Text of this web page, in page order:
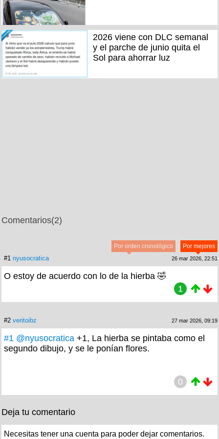
2026 viene con DLC semanal
y el parche de junio quita el
Sol para ahorrar luz
Comentarios(2)
Por mejores
Por orden cronológico
#1 nyusocratica 26 mar 2026, 22:51
O estoy de acuerdo con lo de la hierba 🤣
1
#2 veritoibz 27 mar 2026, 09:19
#1 @nyusocratica +1, La hierba se pintaba como el
segundo dibujo, y se le ponían flores.
0
Deja tu comentario
Necesitas tener una cuenta para poder dejar comentarios.